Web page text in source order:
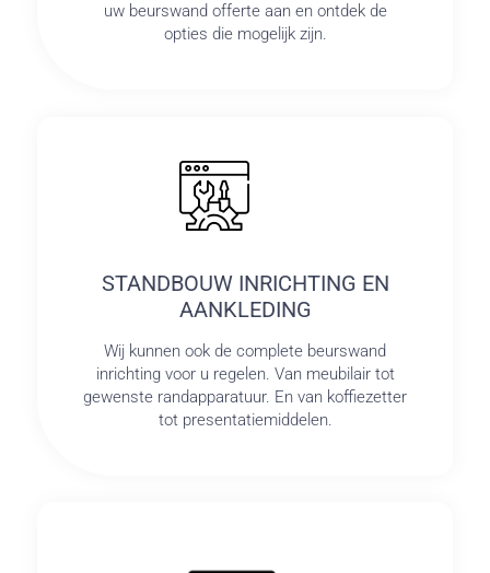
uw beurswand offerte aan en ontdek de
opties die mogelijk zijn.
STANDBOUW INRICHTING EN
AANKLEDING
Wij kunnen ook de complete beurswand
inrichting voor u regelen. Van meubilair tot
gewenste randapparatuur. En van koffiezetter
tot presentatiemiddelen.